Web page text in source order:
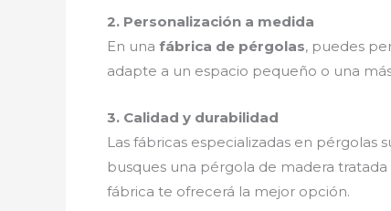
2. Personalización a medida
En una fábrica de pérgolas, puedes
adapte a un espacio pequeño o una
3. Calidad y durabilidad
Las fábricas especializadas en pérgolas
busques una pérgola de madera
fábrica te ofrecerá la mejor opción.